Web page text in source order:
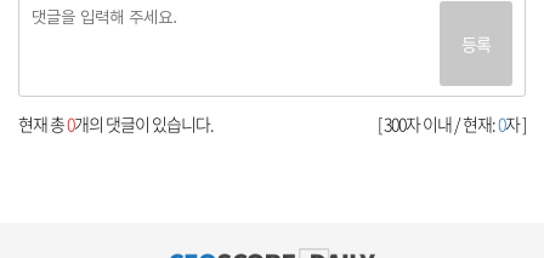
등록
[ 300자 이내 / 현재:0자 ]
현재 총0개의 댓글이 있습니다.